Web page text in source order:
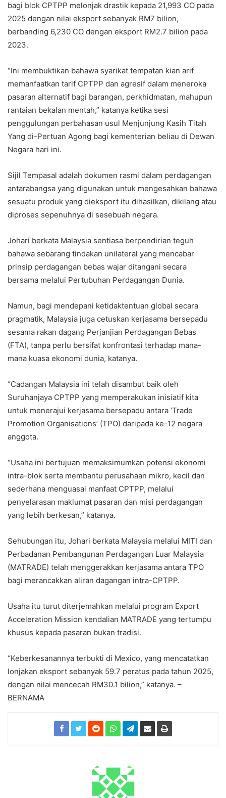
bagi blok CPTPP melonjak drastik kepada 21,993 CO pada
2025 dengan nilai eksport sebanyak RM7 bilion,
berbanding 6,230 CO dengan eksport RM2.7 bilion pada
2023.
“Ini membuktikan bahawa syarikat tempatan kian arif
memanfaatkan tarif CPTPP dan agresif dalam meneroka
pasaran alternatif bagi barangan, perkhidmatan, mahupun
rantaian bekalan mentah,” katanya ketika sesi
penggulungan perbahasan usul Menjunjung Kasih Titah
Yang di-Pertuan Agong bagi kementerian beliau di Dewan
Negara hari ini.
Sijil Tempasal adalah dokumen rasmi dalam perdagangan
antarabangsa yang digunakan untuk mengesahkan bahawa
sesuatu produk yang dieksport itu dihasilkan, dikilang atau
diproses sepenuhnya di sesebuah negara.
Johari berkata Malaysia sentiasa berpendirian teguh
bahawa sebarang tindakan unilateral yang mencabar
prinsip perdagangan bebas wajar ditangani secara
bersama melalui Pertubuhan Perdagangan Dunia.
Namun, bagi mendepani ketidaktentuan global secara
pragmatik, Malaysia juga cetuskan kerjasama bersepadu
sesama rakan dagang Perjanjian Perdagangan Bebas
(FTA), tanpa perlu bersifat konfrontasi terhadap mana-
mana kuasa ekonomi dunia, katanya.
“Cadangan Malaysia ini telah disambut baik oleh
Suruhanjaya CPTPP yang memperakukan inisiatif kita
untuk menerajui kerjasama bersepadu antara ‘Trade
Promotion Organisations’ (TPO) daripada ke-12 negara
anggota.
“Usaha ini bertujuan memaksimumkan potensi ekonomi
intra-blok serta membantu perusahaan mikro, kecil dan
sederhana menguasai manfaat CPTPP, melalui
penyelarasan maklumat pasaran dan misi perdagangan
yang lebih berkesan,” katanya.
Sehubungan itu, Johari berkata Malaysia melalui MITI dan
Perbadanan Pembangunan Perdagangan Luar Malaysia
(MATRADE) telah menggerakkan kerjasama antara TPO
bagi merancakkan aliran dagangan intra-CPTPP.
Usaha itu turut diterjemahkan melalui program Export
Acceleration Mission kendalian MATRADE yang tertumpu
khusus kepada pasaran bukan tradisi.
“Keberkesanannya terbukti di Mexico, yang mencatatkan
lonjakan eksport sebanyak 59.7 peratus pada tahun 2025,
dengan nilai mencecah RM30.1 bilion,” katanya. –
BERNAMA